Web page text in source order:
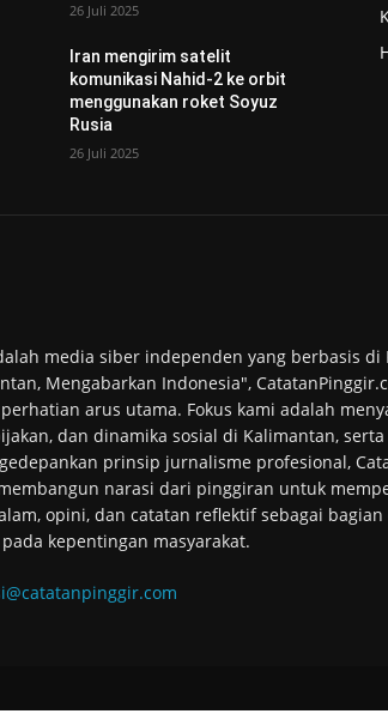
26 Juli 2025
Iran mengirim satelit
komunikasi Nahid-2 ke orbit
menggunakan roket Soyuz
Rusia
26 Juli 2025
media siber independen yang berbasis
Mengabarkan Indonesia",
arus utama. Fokus kami adalah
dan dinamika sosial di Kalimantan,
prinsip jurnalisme profesional,
narasi dari pinggiran untuk
opini, dan catatan reflektif sebagai
kepentingan masyarakat.